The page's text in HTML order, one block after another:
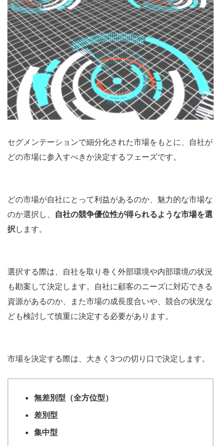
セグメンテーションで細分化された市場をもとに、自社が
どの市場に参入すべきか決定するフェーズです。
どの市場が自社にとって利益があるのか、魅力的な市場な
のか選択し、 自社の競争優位性が得られるような市場を選
択 します。
選択する際は、自社を取り巻く外部環境や内部環境の状況
も勘案して決定します。自社に顧客のニーズに対応できる
資源があるのか、また市場の成長度合いや、競合の状況な
ども検討して慎重に決定する必要があります。
市場を決定する際は、大きく3つの切り口で決定します。
無差別型（全方位型）
差別型
集中型